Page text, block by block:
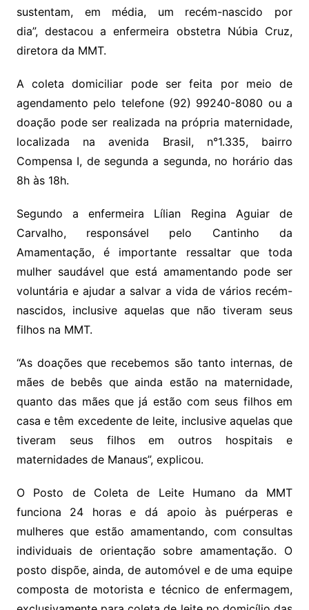
sustentam, em média, um recém-nascido por
dia”, destacou a enfermeira obstetra Núbia Cruz,
diretora da MMT.
A coleta domiciliar pode ser feita por meio de
agendamento pelo telefone (92) 99240-8080 ou a
doação pode ser realizada na própria maternidade,
localizada na avenida Brasil, n°1.335, bairro
Compensa I, de segunda a segunda, no horário das
8h às 18h.
Segundo a enfermeira Lílian Regina Aguiar de
Carvalho, responsável pelo Cantinho da
Amamentação, é importante ressaltar que toda
mulher saudável que está amamentando pode ser
voluntária e ajudar a salvar a vida de vários recém-
nascidos, inclusive aquelas que não tiveram seus
filhos na MMT.
“As doações que recebemos são tanto internas, de
mães de bebês que ainda estão na maternidade,
quanto das mães que já estão com seus filhos em
casa e têm excedente de leite, inclusive aquelas que
tiveram seus filhos em outros hospitais e
maternidades de Manaus”, explicou.
O Posto de Coleta de Leite Humano da MMT
funciona 24 horas e dá apoio às puérperas e
mulheres que estão amamentando, com consultas
individuais de orientação sobre amamentação. O
posto dispõe, ainda, de automóvel e de uma equipe
composta de motorista e técnico de enfermagem,